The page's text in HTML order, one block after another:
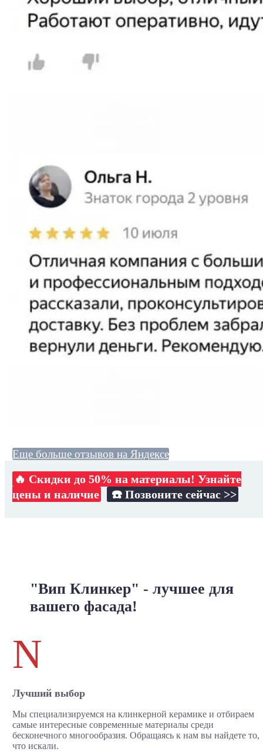
Еще больше отзывов на Яндексе
🔥 Скидки до 50% на материалы! Узнайте
цены и наличие
☎️ Позвоните сейчас >>
"Вип Клинкер" - лучшее для
вашего фасада!
N
Лучший выбор
Мы специализируемся на клинкерной керамике и отбираем
самые интересные современные материалы среди
бесконечного многообразия. Обращаясь к нам вы найдете то,
что искали.